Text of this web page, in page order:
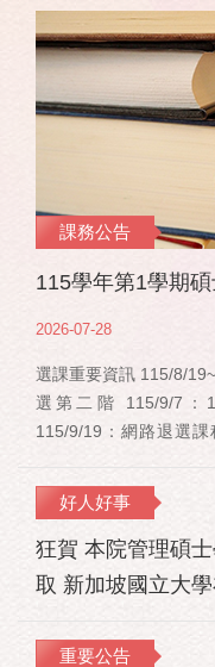
課務公告
115學年第1學期
2026-07-28
選課重要資訊 115/8/
選第二階 115/9/7：
115/9/19：網路退選
【賽明成老師】 相關連
好人好事
狂賀 本院管理碩
取 新加坡國立大
重要公告